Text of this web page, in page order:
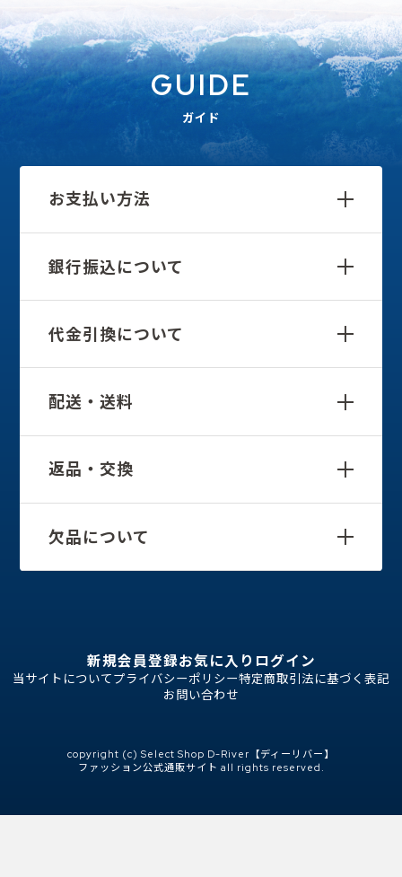
GUIDE
ガイド
お支払い方法
銀行振込について
代金引換について
配送・送料
返品・交換
欠品について
新規会員登録お気に入り ログイン
当サイトについてプライバシーポリシー特定商取引法に基づく表記
お問い合わせ
copyright (c) Select Shop D-River【ディーリバー】
ファッション公式通販サイト all rights reserved.